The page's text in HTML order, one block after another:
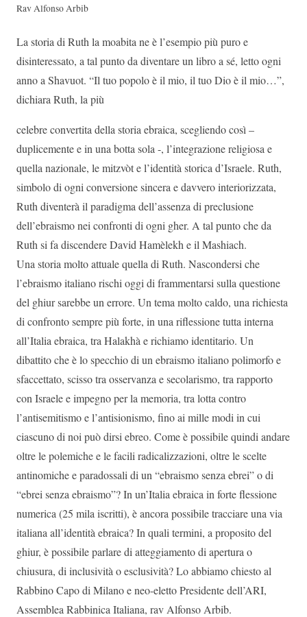
Rav Alfonso Arbib
La storia di Ruth la moabita ne è l’esempio più puro e
disinteressato, a tal punto da diventare un libro a sé, letto ogni
anno a Shavuot. “Il tuo popolo è il mio, il tuo Dio è il mio…”,
dichiara Ruth, la più
celebre convertita della storia ebraica, scegliendo così –
duplicemente e in una botta sola -, l’integrazione religiosa e
quella nazionale, le mitzvòt e l’identità storica d’Israele. Ruth,
simbolo di ogni conversione sincera e davvero interiorizzata,
Ruth diventerà il paradigma dell’assenza di preclusione
dell’ebraismo nei confronti di ogni gher. A tal punto che da
Ruth si fa discendere David Hamèlekh e il Mashiach.
Una storia molto attuale quella di Ruth. Nascondersi che
l’ebraismo italiano rischi oggi di frammentarsi sulla questione
del ghiur sarebbe un errore. Un tema molto caldo, una richiesta
di confronto sempre più forte, in una riflessione tutta interna
all’Italia ebraica, tra Halakhà e richiamo identitario. Un
dibattito che è lo specchio di un ebraismo italiano polimorfo e
sfaccettato, scisso tra osservanza e secolarismo, tra rapporto
con Israele e impegno per la memoria, tra lotta contro
l’antisemitismo e l’antisionismo, fino ai mille modi in cui
ciascuno di noi può dirsi ebreo. Come è possibile quindi andare
oltre le polemiche e le facili radicalizzazioni, oltre le scelte
antinomiche e paradossali di un “ebraismo senza ebrei” o di
“ebrei senza ebraismo”? In un’Italia ebraica in forte flessione
numerica (25 mila iscritti), è ancora possibile tracciare una via
italiana all’identità ebraica? In quali termini, a proposito del
ghiur, è possibile parlare di atteggiamento di apertura o
chiusura, di inclusività o esclusività? Lo abbiamo chiesto al
Rabbino Capo di Milano e neo-eletto Presidente dell’ARI,
Assemblea Rabbinica Italiana, rav Alfonso Arbib.